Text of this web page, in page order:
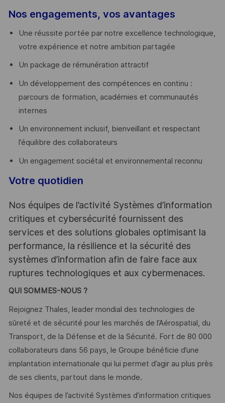
Nos engagements, vos avantages
Une réussite portée par notre excellence technologique,
votre expérience et notre ambition partagée
Un package de rémunération attractif
Un développement des compétences en continu :
parcours de formation, académies et communautés
internes
Un environnement inclusif, bienveillant et respectant
l’équilibre des collaborateurs
Un engagement sociétal et environnemental reconnu
Votre quotidien
Nos équipes de l’activité Systèmes d’information
critiques et cybersécurité fournissent des
services et des solutions globales optimisant la
performance, la résilience et la sécurité des
systèmes d’information afin de faire face aux
ruptures technologiques et aux cybermenaces.
QUI SOMMES-NOUS ?
Rejoignez Thales, leader mondial des technologies de
sûreté et de sécurité pour les marchés de l’Aérospatial, du
Transport, de la Défense et de la Sécurité. Fort de 80 000
collaborateurs dans 56 pays, le Groupe bénéficie d’une
implantation internationale qui lui permet d’agir au plus près
de ses clients, partout dans le monde.
Nos équipes de l’activité Systèmes d’information critiques